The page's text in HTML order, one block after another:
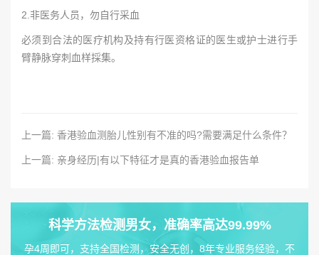
2.非医务人员，勿自行采血
必须到合法的医疗机构及持有行医资格证的医生或护士进行手
臂静脉穿刺血样採集。
上一篇: 香港验血测胎儿性别有不准的吗?需要满足什么条件？
上一篇: 亲身经历|有以下特征才是真的香港验血报告单
科学方法检测男女，准确率高达99.99%
孕4周即可，支持全国检测，安全无创，8年专业服务经验，不